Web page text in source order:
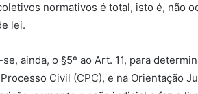
normativos é total, isto é, não
lei.
o §5º ao Art. 11, para
Civil (CPC), e na Orientação